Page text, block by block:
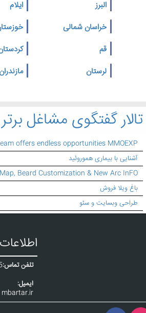
البرز ایلام
خراسان شمالی
قم
لرستان مازندران
تالار گفتگوی مشاغل برتر
offers endless opportunities MMOEXP
آشنایی با بیماری هموروئید
Beard Customization & New Arc InFO
باغ ویلا فروش
طراحی وبسایت و سئو
تلفن تماس:
ایمیل: